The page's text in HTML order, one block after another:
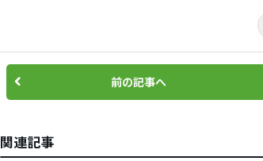
前の記事へ
関連記事